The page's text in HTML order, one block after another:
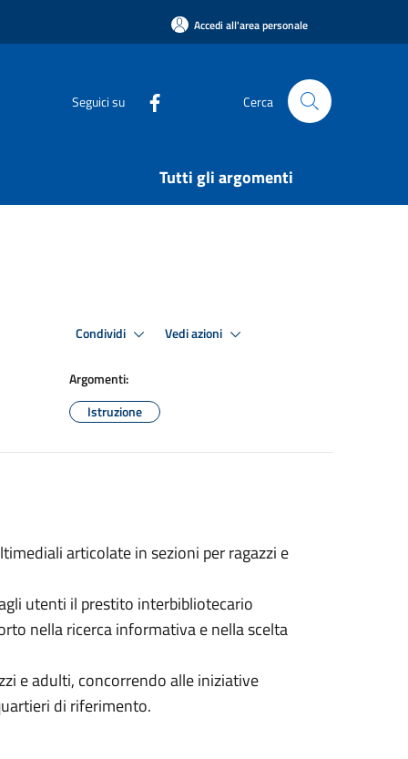
Accedi all'area personale
Seguici su Cerca
Tutti gli argomenti
Condividi Vedi azioni
Argomenti:
Istruzione
articolate in sezioni per ragazzi e
utenti il prestito interbibliotecario
nella ricerca informativa e nella scelta
e adulti, concorrendo alle iniziative
di riferimento.